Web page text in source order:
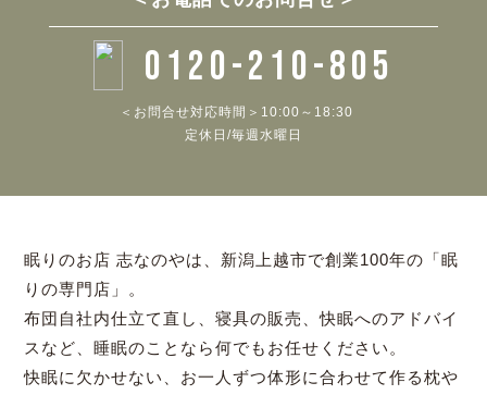
0120-210-805
＜お問合せ対応時間＞10:00～18:30
定休日/毎週水曜日
眠りのお店 志なのやは、新潟上越市で創業100年の「眠
りの専門店」。
布団自社内仕立て直し、寝具の販売、快眠へのアドバイ
スなど、睡眠のことなら何でもお任せください。
快眠に欠かせない、お一人ずつ体形に合わせて作る枕や